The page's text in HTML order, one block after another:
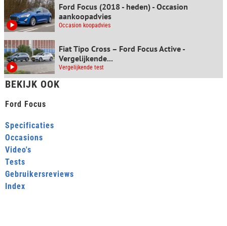
Ford Focus (2018 - heden) - Occasion
aankoopadvies
Occasion koopadvies
Fiat Tipo Cross – Ford Focus Active -
Vergelijkende...
Vergelijkende test
BEKIJK OOK
Ford Focus
Specificaties
Occasions
Video's
Tests
Gebruikersreviews
Index